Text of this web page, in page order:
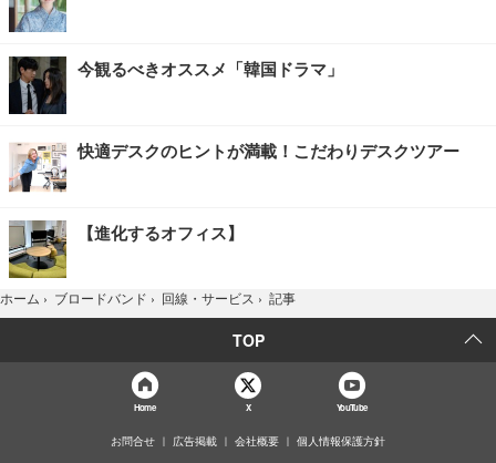
今観るべきオススメ「韓国ドラマ」
快適デスクのヒントが満載！こだわりデスクツアー
【進化するオフィス】
ホーム › ブロードバンド › 回線・サービス › 記事
TOP
Home X YouTube
お問合せ 広告掲載 会社概要 個人情報保護方針